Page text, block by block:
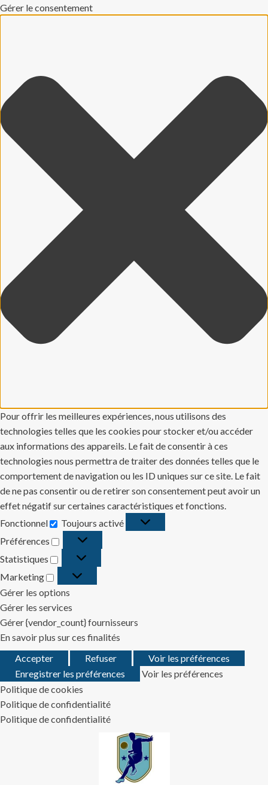
Gérer le consentement
Pour offrir les meilleures expériences, nous utilisons des
technologies telles que les cookies pour stocker et/ou accéder
aux informations des appareils. Le fait de consentir à ces
technologies nous permettra de traiter des données telles que le
comportement de navigation ou les ID uniques sur ce site. Le fait
de ne pas consentir ou de retirer son consentement peut avoir un
effet négatif sur certaines caractéristiques et fonctions.
Fonctionnel
Fonctionnel
Toujours activé
Préférences
Préférences
Statistiques
Statistiques
Marketing
Marketing
Gérer les options
Gérer les services
Gérer {vendor_count} fournisseurs
En savoir plus sur ces finalités
Accepter
Refuser
Voir les préférences
Enregistrer les préférences
Voir les préférences
Politique de cookies
Politique de confidentialité
Politique de confidentialité